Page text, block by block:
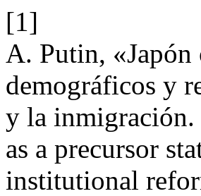
[1]
A. Putin, «Japón
demográficos y
y la inmigración.
as a precursor
institutional